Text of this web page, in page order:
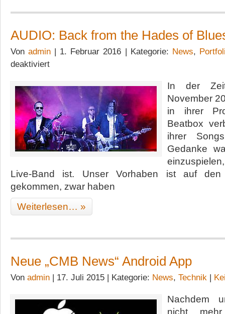
AUDIO: Back from the Hades of
Vonadmin | 1. Februar 2016 | Kategorie: News,
deaktiviertfür
from
Hades
of
Blues
Rock
In der
November
in ihrer
Beatbox
ihrer
Gedanke
Live-Band ist. Unser Vorhaben ist auf
gekommen, zwar haben
Weiterlesen… »
Neue „CMB News“ Android App
Von admin | 17. Juli 2015 | Kategorie: News, Technik |
Nachdem
nicht